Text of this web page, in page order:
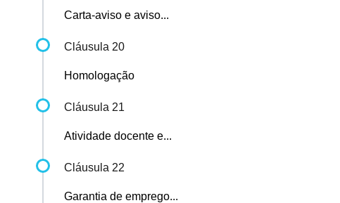
Carta-aviso e aviso...
Cláusula 20
Homologação
Cláusula 21
Atividade docente e...
Cláusula 22
Garantia de emprego...